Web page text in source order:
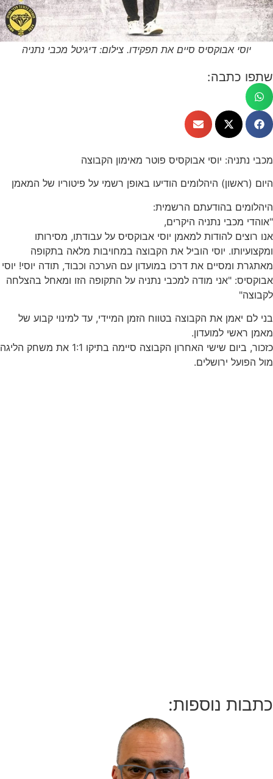
יוסי אבוקסיס סיים את תפקידו. צילום: דיגיטל מכבי נתניה
שתפו כתבה:
מכבי נתניה: יוסי אבוקסיס פוטר מאימון הקבוצה
היום (ראשון) היהלומים הודיעו באופן רשמי על פיטוריו של המאמן
היהלומים בהודעתם הרשמית:
"אוהדי מכבי נתניה היקרים,
אנו רוצים להודות למאמן יוסי אבוקסיס על עבודתו, מסירותו
ומקצועיותו. יוסי הוביל את הקבוצה במחויבות מלאה בתקופה
מאתגרת ומסיים את דרכו במועדון עם הערכה וכבוד, תודה יוסי! יוסי
אבוקסיס: "אני מודה למכבי נתניה על התקופה הזו ומאחל בהצלחה
לקבוצה"
בני לם יאמן את הקבוצה בטווח הזמן המיידי, עד למינוי קבוע של
מאמן ראשי למועדון.
כזכור, ביום שישי האחרון הקבוצה סיימה בתיקו 1:1 את משחק הליגה
מול הפועל ירושלים.
כתבות נוספות: